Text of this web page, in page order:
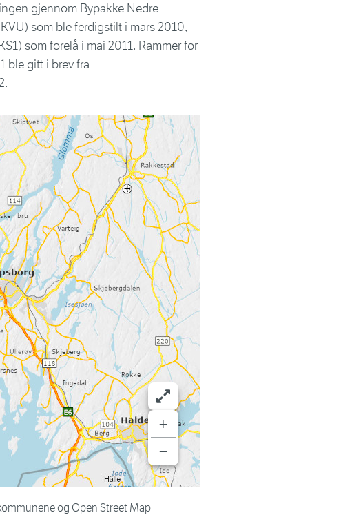
gjennom Bypakke Nedre
som ble ferdigstilt i mars 2010,
som forelå i mai 2011. Rammer for
ble gitt i brev fra
+
−
og Open Street Map